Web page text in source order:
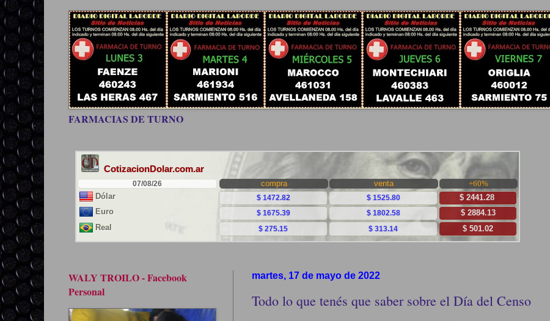
FARMACIAS DE TURNO
martes, 17 de mayo de 2022
Todo lo que tenés que saber sobre el Día del Censo
WALY TROILO - Facebook
Personal